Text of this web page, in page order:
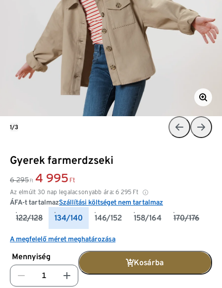
Gyerek farmerdzseki
6 295 Ft 4 995 Ft
Az elmúlt 30 nap legalacsonyabb ára: 6 295 Ft
ÁFA-t tartalmazSzállítási költséget nem tartalmaz
122/128 134/140 146/152 158/164 170/176
A megfelelő méret meghatározása
Mennyiség
Kosárba
1/3